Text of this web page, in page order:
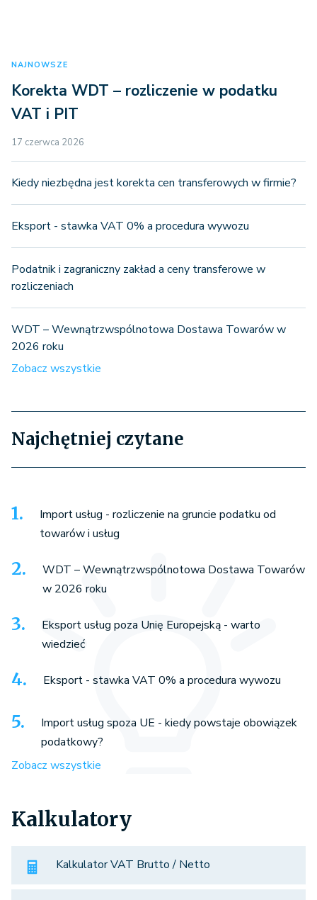
NAJNOWSZE
Korekta WDT – rozliczenie w podatku
VAT i PIT
17 czerwca 2026
Kiedy niezbędna jest korekta cen transferowych w firmie?
Eksport - stawka VAT 0% a procedura wywozu
Podatnik i zagraniczny zakład a ceny transferowe w
rozliczeniach
WDT – Wewnątrzwspólnotowa Dostawa Towarów w
2026 roku
Zobacz wszystkie
Najchętniej czytane
Import usług - rozliczenie na gruncie podatku od
towarów i usług
WDT – Wewnątrzwspólnotowa Dostawa Towarów
w 2026 roku
Eksport usług poza Unię Europejską - warto
wiedzieć
Eksport - stawka VAT 0% a procedura wywozu
Import usług spoza UE - kiedy powstaje obowiązek
podatkowy?
Zobacz wszystkie
Kalkulatory
Kalkulator VAT Brutto / Netto